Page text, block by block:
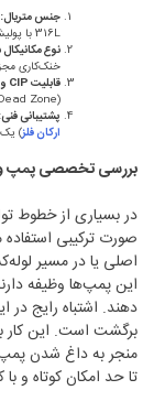
جنس متریال:
316L با پولیش آینه‌ای باشند.
نوع
خنک‌کاری
قابلیت
و
(Dead Zone) برای تجمع باکتری نداشته باشد.
پشتیبانی فنی:
ارکان فلز) یک
بررسی تخصصی پمپ و
در بسیاری از خطوط
صورت ترکیبی
اصلی یا در مسیر
این پمپ‌ها وظیفه
دهند. اشتباه رایج در
منجر به داغ شدن
تا حد امکان کوتاه و